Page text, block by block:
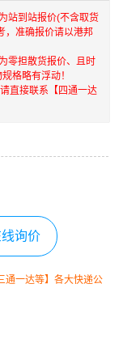
站到站报价(不含取货
，准确报价请以港邦
零担散货报价、且时
格略有浮动！
直接联系【四通一达
询价
通一达等】各大快递公